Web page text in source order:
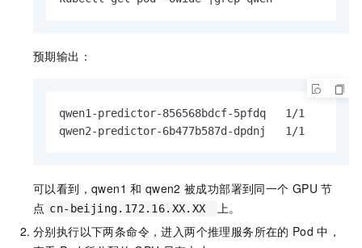
预期输出：
qwen1-predictor-856568bdcf-5pfdq   1/1
qwen2-predictor-6b477b587d-dpdnj   1/1
可以看到，qwen1 和 qwen2 被成功部署到同一个 GPU 节
点 cn-beijing.172.16.XX.XX
上。
分别执行以下两条命令，进入两个推理服务所在的 Pod 中，